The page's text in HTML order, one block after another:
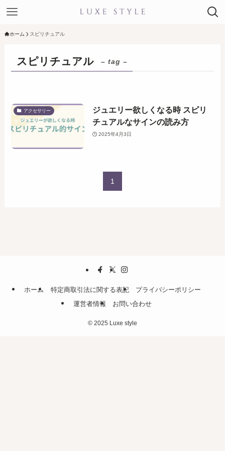
ホーム スピリチュアル
スピリチュアル – tag –
アクセサリー
ジュエリー欲しくなる時 スピリ
チュアルなサインの読み方
2025年4月3日
1
ホーム 特定商取引法に関する表記
プライバシーポリシー
運営者情報
お問い合わせ
© 2025 Luxe style